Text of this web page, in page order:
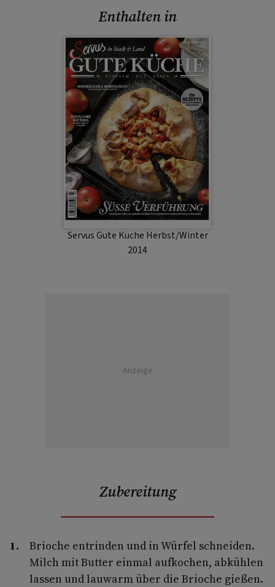
Enthalten in
Servus Gute Küche Herbst/Winter
2014
Anzeige
Zubereitung
Brioche entrinden und in Würfel schneiden.
Milch mit Butter einmal aufkochen, abküh­len
lassen und lauwarm über die Brioche gießen.